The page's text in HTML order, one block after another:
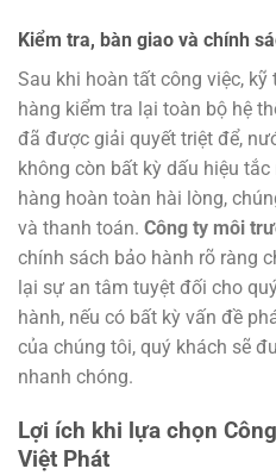
Kiểm tra, bàn giao và chính
Sau khi hoàn tất công việc,
hàng kiểm tra lại toàn bộ hệ
đã được giải quyết triệt để,
không còn bất kỳ dấu hiệu
hàng hoàn toàn hài lòng,
và thanh toán. Công ty môi
chính sách bảo hành rõ ràng
lại sự an tâm tuyệt đối cho
hành, nếu có bất kỳ vấn đề
của chúng tôi, quý khách sẽ
nhanh chóng.
Lợi ích khi lựa chọn
Việt Phát